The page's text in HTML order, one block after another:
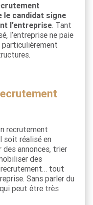
le candidat signe
l’entreprise. Tant
l’entreprise ne paie
particulièrement
recrutement
soit réalisé en
des annonces, trier
des
recrutement… tout
Sans parler du
peut être très